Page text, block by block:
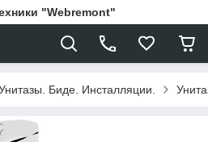
"Webremont"
Биде. Инсталляции.